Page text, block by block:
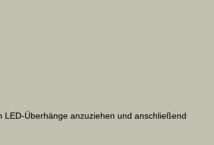
Überhänge anzuziehen und anschließend